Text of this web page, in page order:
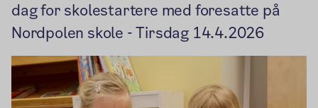
dag for skolestartere med foresatte på
Nordpolen skole - Tirsdag 14.4.2026